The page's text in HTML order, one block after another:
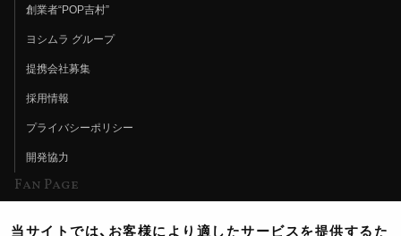
創業者“POP吉村”
ヨシムラ グループ
提携会社募集
採用情報
プライバシーポリシー
開発協力
Fan Page
当サイトでは、お客様により適したサービスを提供するた